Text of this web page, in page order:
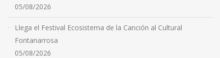
05/08/2026
Llega el Festival Ecosistema de la Canción al Cultural
Fontanarrosa
05/08/2026